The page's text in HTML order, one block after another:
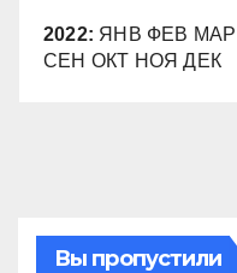
2022: ЯНВ ФЕВ МАР
СЕН ОКТ НОЯ ДЕК
Вы пропустили